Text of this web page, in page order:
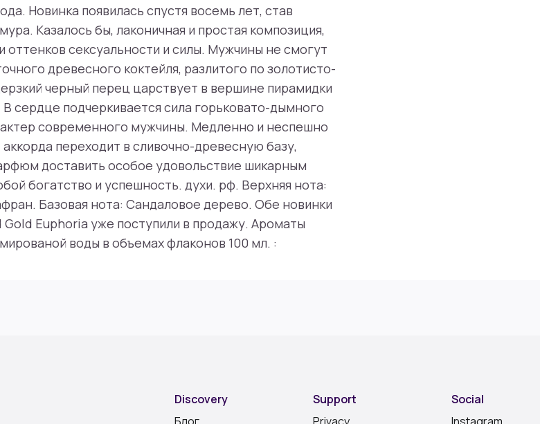
Новинка появилась спустя восемь лет, став
Казалось бы, лаконичная и простая композиция,
оттенков сексуальности и силы. Мужчины не смогут
древесного коктейля, разлитого по золотисто-
черный перец царствует в вершине пирамидки
сердце подчеркивается сила горьковато-дымного
современного мужчины. Медленно и неспешно
переходит в сливочно-древесную базу,
доставить особое удовольствие шикарным
богатство и успешность. духи. рф. Верхняя нота:
Базовая нота: Сандаловое дерево. Обе новинки
Euphoria уже поступили в продажу. Ароматы
воды в объемах флаконов 100 мл. :
Discovery
Блог
Support
Privacy
Social
Instagram